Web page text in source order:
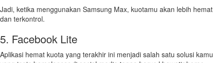
Jadi, ketika menggunakan Samsung Max, kuotamu akan lebih hemat
dan terkontrol.
5. Facebook Lite
Aplikasi hemat kuota yang terakhir ini menjadi salah satu solusi kamu